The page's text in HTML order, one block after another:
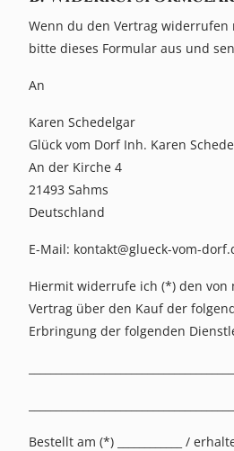
Wenn du den Vertrag
bitte dieses Formular aus und
An
Karen Schedelgar
Glück vom Dorf Inh. Karen
An der Kirche 4
21493 Sahms
Deutschland
E-Mail: kontakt@glueck-vom-
Hiermit widerrufe ich (*) den von
Vertrag über den Kauf der
Erbringung der folgenden
Bestellt am (*) ____________ /